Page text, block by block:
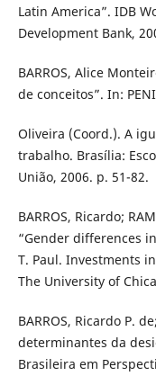
Latin America”. IDB
Development Bank,
BARROS, Alice
de conceitos”. In:
Oliveira (Coord.). A
trabalho. Brasília:
União, 2006. p. 51-82.
BARROS, Ricardo;
“Gender differences
T. Paul. Investments
The University of
BARROS, Ricardo P.
determinantes da
Brasileira em